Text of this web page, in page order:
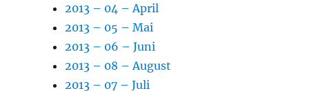
2013 – 04 – April
2013 – 05 – Mai
2013 – 06 – Juni
2013 – 08 – August
2013 – 07 – Juli